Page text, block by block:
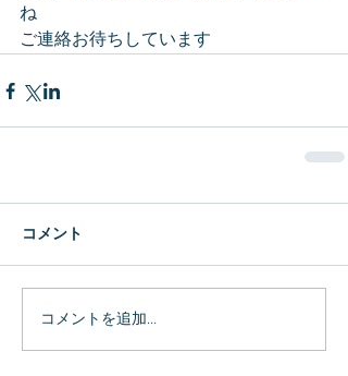
ね
ご連絡お待ちしています
コメント
コメントを追加…